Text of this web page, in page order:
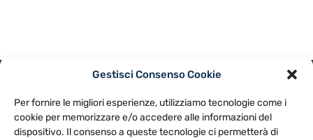
Gestisci Consenso Cookie
Per fornire le migliori esperienze, utilizziamo tecnologie come i
cookie per memorizzare e/o accedere alle informazioni del
dispositivo. Il consenso a queste tecnologie ci permetterà di
NOTE LEGALI
CONTATTACI PREFERENZE